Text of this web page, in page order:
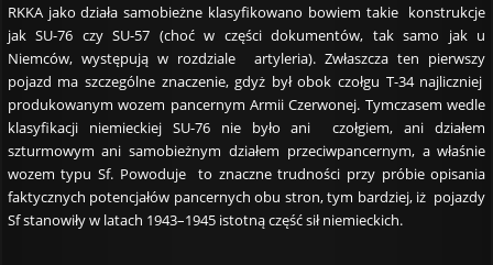
RKKA jako działa samobieżne klasyfikowano bowiem takie konstrukcje
jak SU-76 czy SU-57 (choć w części dokumentów, tak samo jak u
Niemców, występują w rozdziale artyleria). Zwłaszcza ten pierwszy
pojazd ma szczególne znaczenie, gdyż był obok czołgu T-34 najliczniej
produkowanym wozem pancernym Armii Czerwonej. Tymczasem wedle
klasyfikacji niemieckiej SU-76 nie było ani czołgiem, ani działem
szturmowym ani samobieżnym działem przeciwpancernym, a właśnie
wozem typu Sf. Powoduje to znaczne trudności przy próbie opisania
faktycznych potencjałów pancernych obu stron, tym bardziej, iż pojazdy
Sf stanowiły w latach 1943–1945 istotną część sił niemieckich.